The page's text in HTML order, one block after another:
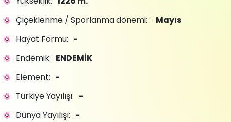
Çiçeklenme / Sporlanma dönemi: : Mayıs
Hayat Formu: -
Endemik: ENDEMİK
Element: -
Türkiye Yayılışı: -
Dünya Yayılışı: -